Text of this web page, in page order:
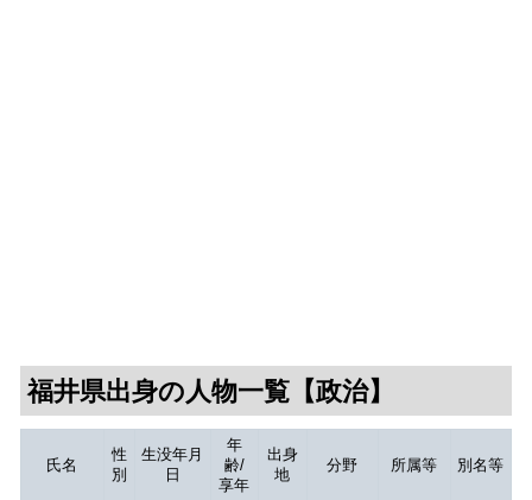
福井県出身の人物一覧【政治】
氏名
性
別
生没年月
日
年
齢/
享年
出身
地
分野 所属等 別名等